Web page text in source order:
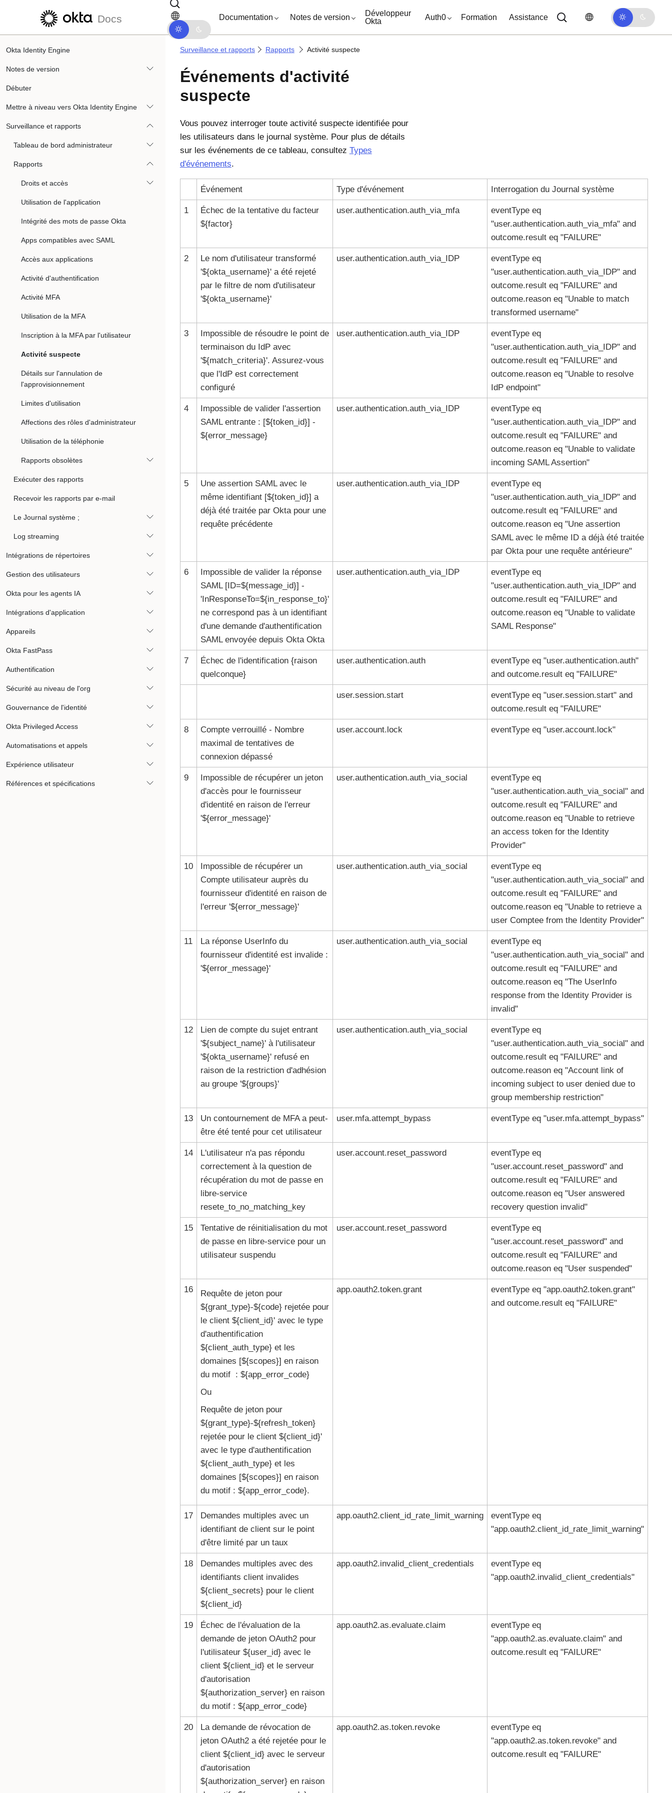
Passer au contenu principal Passer à la navigation dans les documents
Docs Documentation Notes de version
Développeur
Okta
Auth0 Formation Assistance
Okta Identity Engine
Notes de version
Débuter
Mettre à niveau vers Okta Identity Engine
Surveillance et rapports
Tableau de bord administrateur
Rapports
Droits et accès
Utilisation de l'application
Intégrité des mots de passe Okta
Apps compatibles avec SAML
Accès aux applications
Activité d'authentification
Activité MFA
Utilisation de la MFA
Inscription à la MFA par l'utilisateur
Activité suspecte
Détails sur l'annulation de
l'approvisionnement
Limites d'utilisation
Affections des rôles d'administrateur
Utilisation de la téléphonie
Rapports obsolètes
Exécuter des rapports
Recevoir les rapports par e-mail
Le Journal système ;
Log streaming
Intégrations de répertoires
Gestion des utilisateurs
Okta pour les agents IA
Intégrations d'application
Appareils
Okta FastPass
Authentification
Sécurité au niveau de l'org
Gouvernance de l'identité
Okta Privileged Access
Automatisations et appels
Expérience utilisateur
Références et spécifications
Surveillance et rapports Rapports Activité suspecte
Événements d'activité
suspecte
Vous pouvez interroger toute activité suspecte identifiée pour
les utilisateurs dans le journal système. Pour plus de détails
sur les événements de ce tableau, consultez Types
d'événements.
Événement Type d'événement Interrogation du Journal système
1
Échec de la tentative du facteur
${factor}
user.authentication.auth_via_mfa
eventType eq
"user.authentication.auth_via_mfa" and
outcome.result eq "FAILURE"
2
Le nom d'utilisateur transformé
'${okta_username}' a été rejeté
par le filtre de nom d'utilisateur
'${okta_username}'
user.authentication.auth_via_IDP
eventType eq
"user.authentication.auth_via_IDP" and
outcome.result eq "FAILURE" and
outcome.reason eq "Unable to match
transformed username"
3
Impossible de résoudre le point de
terminaison du IdP avec
'${match_criteria}'. Assurez-vous
que l'IdP est correctement
configuré
user.authentication.auth_via_IDP
eventType eq
"user.authentication.auth_via_IDP" and
outcome.result eq "FAILURE" and
outcome.reason eq "Unable to resolve
IdP endpoint"
4
Impossible de valider l'assertion
SAML entrante : [${token_id}] -
${error_message}
user.authentication.auth_via_IDP
eventType eq
"user.authentication.auth_via_IDP" and
outcome.result eq "FAILURE" and
outcome.reason eq "Unable to validate
incoming SAML Assertion"
5
Une assertion SAML avec le
même identifiant [${token_id}] a
déjà été traitée par Oktapour une
requête précédente
user.authentication.auth_via_IDP
eventType eq
"user.authentication.auth_via_IDP" and
outcome.result eq "FAILURE" and
outcome.reason eq "Une assertion
SAML avec le même ID a déjà été traitée
par Oktapour une requête antérieure"
6
Impossible de valider la réponse
SAML [ID=${message_id}] -
'InResponseTo=${in_response_to}'
ne correspond pas à un identifiant
d'une demande d'authentification
SAML envoyée depuis Okta Okta
user.authentication.auth_via_IDP
eventType eq
"user.authentication.auth_via_IDP" and
outcome.result eq "FAILURE" and
outcome.reason eq "Unable to validate
SAML Response"
7
Échec de l'identification {raison
quelconque}
user.authentication.auth
eventType eq "user.authentication.auth"
and outcome.result eq "FAILURE"
user.session.start
eventType eq "user.session.start" and
outcome.result eq "FAILURE"
8
Compte verrouillé - Nombre
maximal de tentatives de
connexion dépassé
user.account.lock eventType eq "user.account.lock"
9
Impossible de récupérer un jeton
d'accès pour le fournisseur
d'identité en raison de l'erreur
'${error_message}'
user.authentication.auth_via_social
eventType eq
"user.authentication.auth_via_social" and
outcome.result eq "FAILURE" and
outcome.reason eq "Unable to retrieve
an access token for the Identity
Provider"
10
Impossible de récupérer un
Compte utilisateur auprès du
fournisseur d'identité en raison de
l'erreur '${error_message}'
user.authentication.auth_via_social
eventType eq
"user.authentication.auth_via_social" and
outcome.result eq "FAILURE" and
outcome.reason eq "Unable to retrieve a
user Comptee from the Identity Provider"
11
La réponse UserInfo du
fournisseur d'identité est invalide :
'${error_message}'
user.authentication.auth_via_social
eventType eq
"user.authentication.auth_via_social" and
outcome.result eq "FAILURE" and
outcome.reason eq "The UserInfo
response from the Identity Provider is
invalid"
12
Lien de compte du sujet entrant
'${subject_name}' à l'utilisateur
'${okta_username}' refusé en
raison de la restriction d'adhésion
au groupe '${groups}'
user.authentication.auth_via_social
eventType eq
"user.authentication.auth_via_social" and
outcome.result eq "FAILURE" and
outcome.reason eq "Account link of
incoming subject to user denied due to
group membership restriction"
13
Un contournement de MFA a peut-
être été tenté pour cet utilisateur
user.mfa.attempt_bypass eventType eq "user.mfa.attempt_bypass"
14
L'utilisateur n'a pas répondu
correctement à la question de
récupération du mot de passe en
libre-service
resete_to_no_matching_key
user.account.reset_password
eventType eq
"user.account.reset_password" and
outcome.result eq "FAILURE" and
outcome.reason eq "User answered
recovery question invalid"
15
Tentative de réinitialisation du mot
de passe en libre-service pour un
utilisateur suspendu
user.account.reset_password
eventType eq
"user.account.reset_password" and
outcome.result eq "FAILURE" and
outcome.reason eq "User suspended"
16
Requête de jeton pour
${grant_type}-${code} rejetée pour
le client ${client_id}' avec le type
d'authentification
${client_auth_type} et les
domaines [${scopes}] en raison
du motif : ${app_error_code}
Ou
Requête de jeton pour
${grant_type}-${refresh_token}
rejetée pour le client ${client_id}'
avec le type d'authentification
${client_auth_type} et les
domaines [${scopes}] en raison
du motif : ${app_error_code}.
app.oauth2.token.grant
eventType eq "app.oauth2.token.grant"
and outcome.result eq "FAILURE"
17
Demandes multiples avec un
identifiant de client sur le point
d'être limité par un taux
app.oauth2.client_id_rate_limit_warning
eventType eq
"app.oauth2.client_id_rate_limit_warning"
18
Demandes multiples avec des
identifiants client invalides
${client_secrets} pour le client
${client_id}
app.oauth2.invalid_client_credentials
eventType eq
"app.oauth2.invalid_client_credentials"
19
Échec de l'évaluation de la
demande de jeton OAuth2 pour
l'utilisateur ${user_id} avec le
client ${client_id} et le serveur
d'autorisation
${authorization_server} en raison
du motif : ${app_error_code}
app.oauth2.as.evaluate.claim
eventType eq
"app.oauth2.as.evaluate.claim" and
outcome.result eq "FAILURE"
20
La demande de révocation de
jeton OAuth2 a été rejetée pour le
client ${client_id} avec le serveur
d'autorisation
${authorization_server} en raison
app.oauth2.as.token.revoke
eventType eq
"app.oauth2.as.token.revoke" and
outcome.result eq "FAILURE"